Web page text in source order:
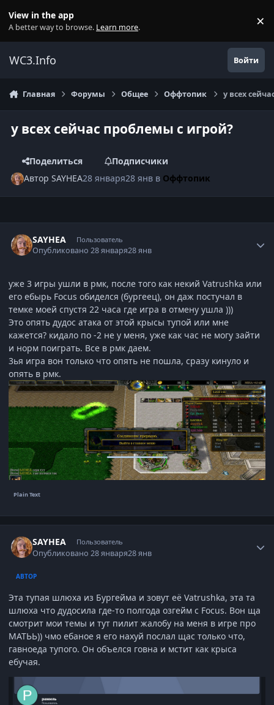
View in the app
A better way to browse. Learn more. ×
WC3.Info Войти
Главная Форумы Общее Оффтопик у всех
у всех сейчас проблемы с игрой?
Поделиться
Подписчики
АвторSAYHEA28 января28 янв в Оффтопик
SAYHEA Пользователь
Опубликовано28 января28 янв
уже 3 игры ушли в рмк, после того как некий Vatrushka или
его ебырь Focus обиделся (бургеец), он даж постучал в
темке моей спустя 22 часа где игра в отмену ушла )))
Это опять дудос атака от этой крысы тупой или мне
кажется? кидало по -2 не у меня, уже как час не могу зайти
и норм поиграть. Все в рмк даем.
3ья игра вон только что опять не пошла, сразу кинуло и
опять в рмк.
SAYHEA Пользователь
Опубликовано28 января28 янв
АВТОР
Эта тупая шлюха из Бургейма и зовут её Vatrushka, эта та
шлюха что дудосила где-то полгода озгейм с Focus. Вон ща
смотрит мои темы и тут пилит жалобу на меня в игре про
МАТЬЬ)) чмо ебаное я его нахуй послал щас только что,
гавноеда тупого. Он объелся говна и мстит как крыса
ебучая.